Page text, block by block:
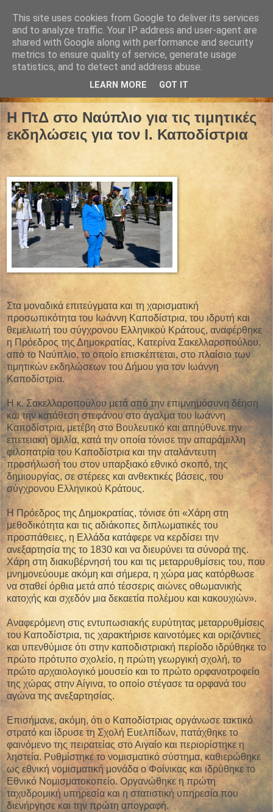
27 Σεπτεμβρίου 2021
Η ΠτΔ στο Ναύπλιο για τις τιμητικές
εκδηλώσεις για τον Ι. Καποδίστρια
Στα μοναδικά επιτεύγματα και τη χαρισματική
προσωπικότητα του Ιωάννη Καποδίστρια, του ιδρυτή και
θεμελιωτή του σύγχρονου Ελληνικού Κράτους, αναφέρθηκε
η Πρόεδρος της Δημοκρατίας, Κατερίνα Σακελλαροπούλου,
από το Ναύπλιο, το οποίο επισκέπτεται, στο πλαίσιο των
τιμητικών εκδηλώσεων του Δήμου για τον Ιωάννη
Καποδίστρια.
Η κ. Σακελλαροπούλου μετά από την επιμνημόσυνη δέηση
και την κατάθεση στεφάνου στο άγαλμα του Ιωάννη
Καποδίστρια, μετέβη στο Βουλευτικό και απηύθυνε την
επετειακή ομιλία, κατά την οποία τόνισε την απαράμιλλη
φιλοπατρία του Καποδίστρια και την αταλάντευτη
προσήλωσή του στον υπαρξιακό εθνικό σκοπό, της
δημιουργίας, σε στέρεες και ανθεκτικές βάσεις, του
σύγχρονου Ελληνικού Κράτους.
Η Πρόεδρος της Δημοκρατίας, τόνισε ότι «Χάρη στη
μεθοδικότητα και τις αδιάκοπες διπλωματικές του
προσπάθειες, η Ελλάδα κατάφερε να κερδίσει την
ανεξαρτησία της το 1830 και να διευρύνει τα σύνορά της.
Χάρη στη διακυβέρνησή του και τις μεταρρυθμίσεις του, που
μνημονεύουμε ακόμη και σήμερα, η χώρα μας κατόρθωσε
να σταθεί όρθια μετά από τέσσερις αιώνες οθωμανικής
κατοχής και σχεδόν μια δεκαετία πολέμου και κακουχιών».
Αναφερόμενη στις εντυπωσιακής ευρύτητας μεταρρυθμίσεις
του Καποδίστρια, τις χαρακτήρισε καινοτόμες και οριζόντιες
και υπενθύμισε ότι στην καποδιστριακή περίοδο ιδρύθηκε το
πρώτο πρότυπο σχολείο, η πρώτη γεωργική σχολή, το
πρώτο αρχαιολογικό μουσείο και το πρώτο ορφανοτροφείο
της χώρας στην Αίγινα, το οποίο στέγασε τα ορφανά του
αγώνα της ανεξαρτησίας.
Επισήμανε, ακόμη, ότι ο Καποδίστριας οργάνωσε τακτικό
στρατό και ίδρυσε τη Σχολή Ευελπίδων, πατάχθηκε το
φαινόμενο της πειρατείας στο Αιγαίο και περιορίστηκε η
ληστεία. Ρυθμίστηκε το νομισματικό σύστημα, καθιερώθηκε
ως εθνική νομισματική μονάδα ο Φοίνικας και ιδρύθηκε το
Εθνικό Νομισματοκοπείο. Οργανώθηκε η πρώτη
ταχυδρομική υπηρεσία και η στατιστική υπηρεσία που
διενήργησε και την πρώτη απογραφή.
This site uses cookies from Google to deliver its services
and to analyze traffic. Your IP address and user-agent are
shared with Google along with performance and security
metrics to ensure quality of service, generate usage
statistics, and to detect and address abuse.
LEARN MORE GOT IT